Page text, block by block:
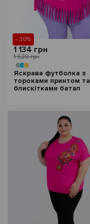
- 30%
1 134 грн
1 620 грн
Яскрава футболка з
тороками принтом та
блискітками батал